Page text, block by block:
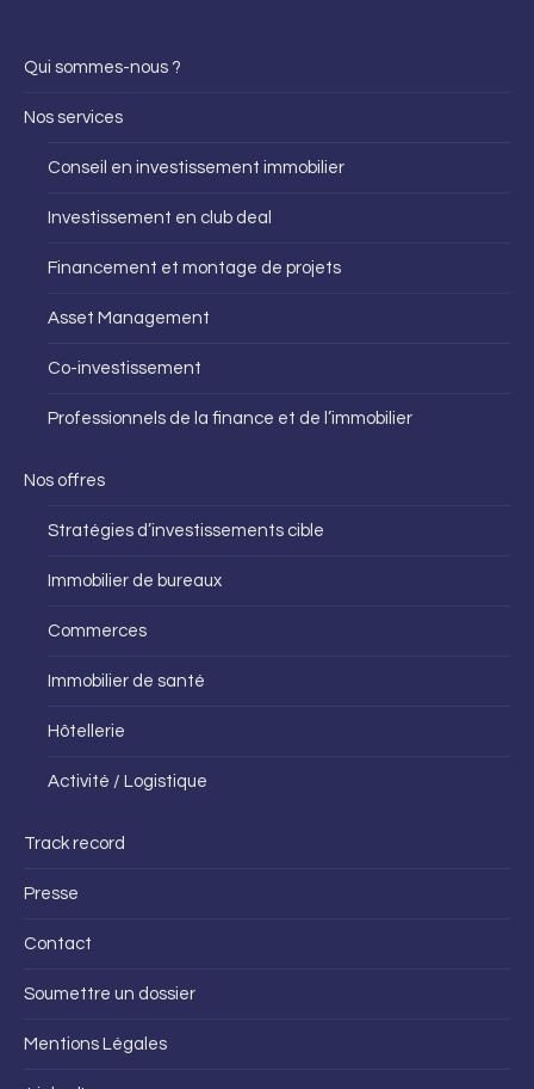
Qui sommes-nous ?
Nos services
Conseil en investissement immobilier
Investissement en club deal
Financement et montage de projets
Asset Management
Co-investissement
Professionnels de la finance et de l’immobilier
Nos offres
Stratégies d’investissements cible
Immobilier de bureaux
Commerces
Immobilier de santé
Hôtellerie
Activité / Logistique
Track record
Presse
Contact
Soumettre un dossier
Mentions Légales